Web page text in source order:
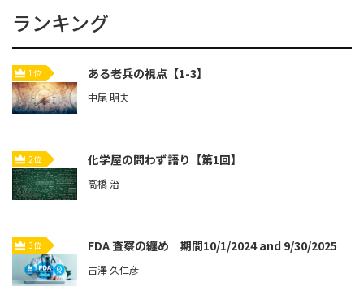
ランキング
1位 ある老兵の視点【1-3】
中尾 明夫
2位 化学屋の問わず語り【第1回】
高橋 治
3位 FDA 査察の纏め 期間10/1/2024 and 9/30/2025
古澤 久仁彦